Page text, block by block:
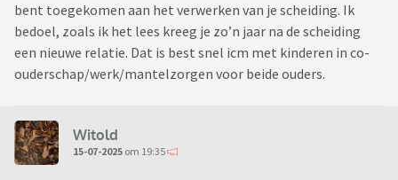
bent toegekomen aan het verwerken van je scheiding. Ik
bedoel, zoals ik het lees kreeg je zo’n jaar na de scheiding
een nieuwe relatie. Dat is best snel icm met kinderen in co-
ouderschap/werk/mantelzorgen voor beide ouders.
Witold
15-07-2025 om 19:35